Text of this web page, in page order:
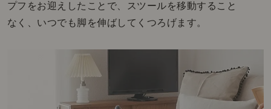
プフをお迎えしたことで、スツールを移動すること
なく、いつでも脚を伸ばしてくつろげます。